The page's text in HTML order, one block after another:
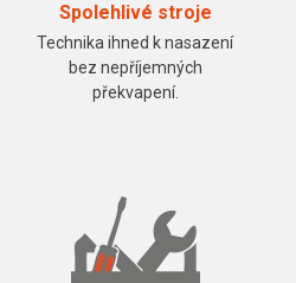
Spolehlivé stroje
Technika ihned k nasazení
bez nepříjemných
překvapení.